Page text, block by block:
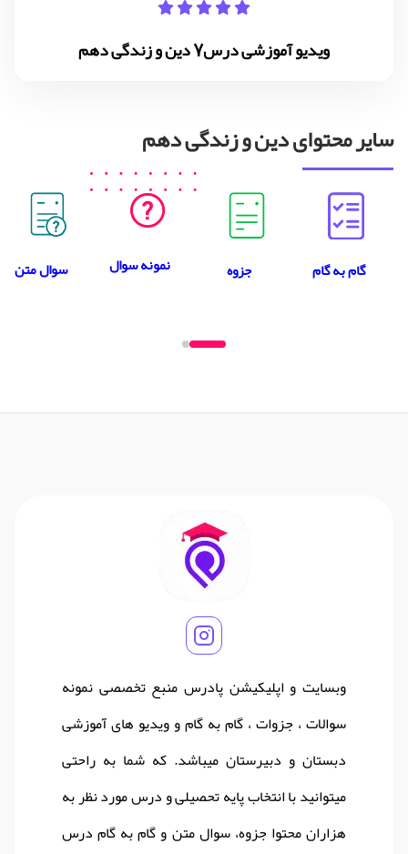
ویدیو آموزشی درس7 دین و زندگی دهم
سایر محتوای دین و زندگی دهم
گام به گام جزوه نمونه سوال سوال متن
وبسایت و اپلیکیشن پادرس منبع تخصصی نمونه
سوالات ، جزوات ، گام به گام و ویدیو های آموزشی
دبستان و دبیرستان میباشد. که شما به راحتی
میتوانید با انتخاب پایه تحصیلی و درس مورد نظر به
هزاران محتوا جزوه، سوال متن و گام به گام درس